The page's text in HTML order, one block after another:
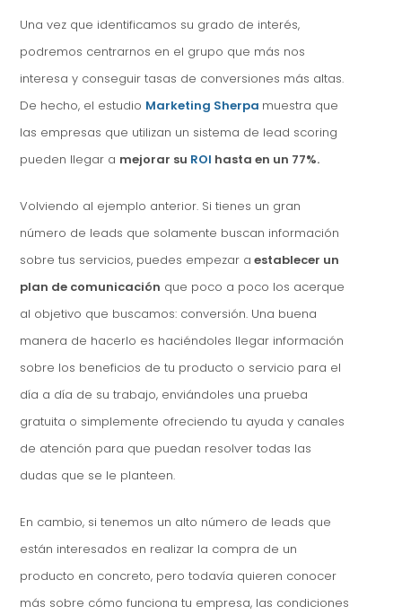
Una vez que identificamos su grado de interés,
podremos centrarnos en el grupo que más nos
interesa y conseguir tasas de conversiones más altas.
De hecho, el estudio Marketing Sherpa muestra que
las empresas que utilizan un sistema de lead scoring
pueden llegar a mejorar su ROI hasta en un 77%.
Volviendo al ejemplo anterior. Si tienes un gran
número de leads que solamente buscan información
sobre tus servicios, puedes empezar a establecer un
plan de comunicación que poco a poco los acerque
al objetivo que buscamos: conversión. Una buena
manera de hacerlo es haciéndoles llegar información
sobre los beneficios de tu producto o servicio para el
día a día de su trabajo, enviándoles una prueba
gratuita o simplemente ofreciendo tu ayuda y canales
de atención para que puedan resolver todas las
dudas que se le planteen.
En cambio, si tenemos un alto número de leads que
están interesados en realizar la compra de un
producto en concreto, pero todavía quieren conocer
más sobre cómo funciona tu empresa, las condiciones